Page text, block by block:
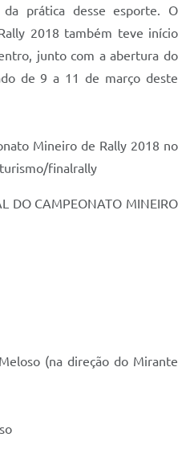
da prática desse esporte. O
2018 também teve início
junto com a abertura do
de 9 a 11 de março deste
Mineiro de Rally 2018 no
finalrally
DO CAMPEONATO MINEIRO
(na direção do Mirante